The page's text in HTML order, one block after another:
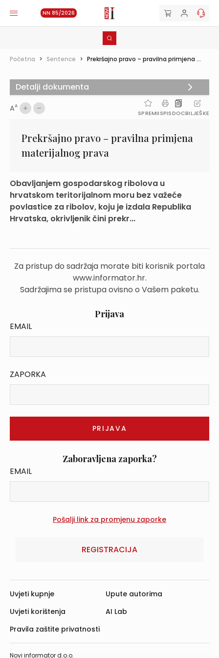
NN 85/2026
Početna > Sentence > Prekršajno pravo – pravilna primjena ...
AA
SPREMIISPISDOCBILJEŠKE
Prekršajno pravo – pravilna primjena
materijalnog prava
Obavljanjem gospodarskog ribolova u
hrvatskom teritorijalnom moru bez važeće
povlastice za ribolov, koju je izdala Republika
Hrvatska, okrivljenik čini prekr...
Za pristup do sadržaja morate biti korisnik portala
www.informator.hr.
Sadržajima se pristupa ovisno o Vašem paketu.
Prijava
EMAIL
ZAPORKA
Zaboravljena zaporka?
EMAIL
REGISTRACIJA
Detalji dokumenta
Novi informator d.o.o.
Uvjeti kupnje
Uvjeti korištenja
Pravila zaštite privatnosti
Upute autorima
AI Lab